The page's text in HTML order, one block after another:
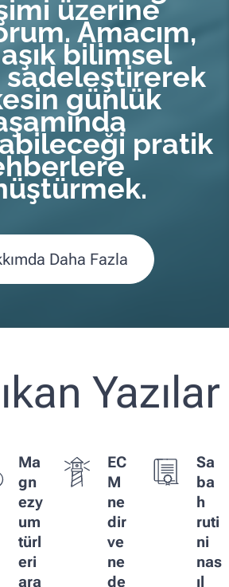
üzerine
Amacım,
bilimsel
günlük
pratik
Daha Fazla
Yazılar
Ma
gn
ezy
um
türl
eri
ara
EC
M
ne
dir
ve
ne
de
Sa
ba
h
ruti
ni
nas
ıl